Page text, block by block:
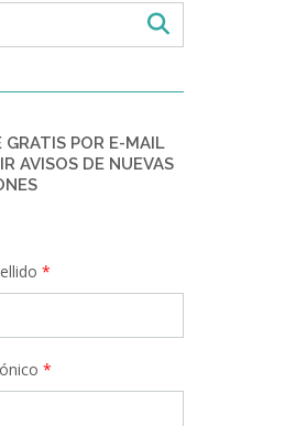
GRATIS POR E-MAIL
AVISOS DE NUEVAS
*
*